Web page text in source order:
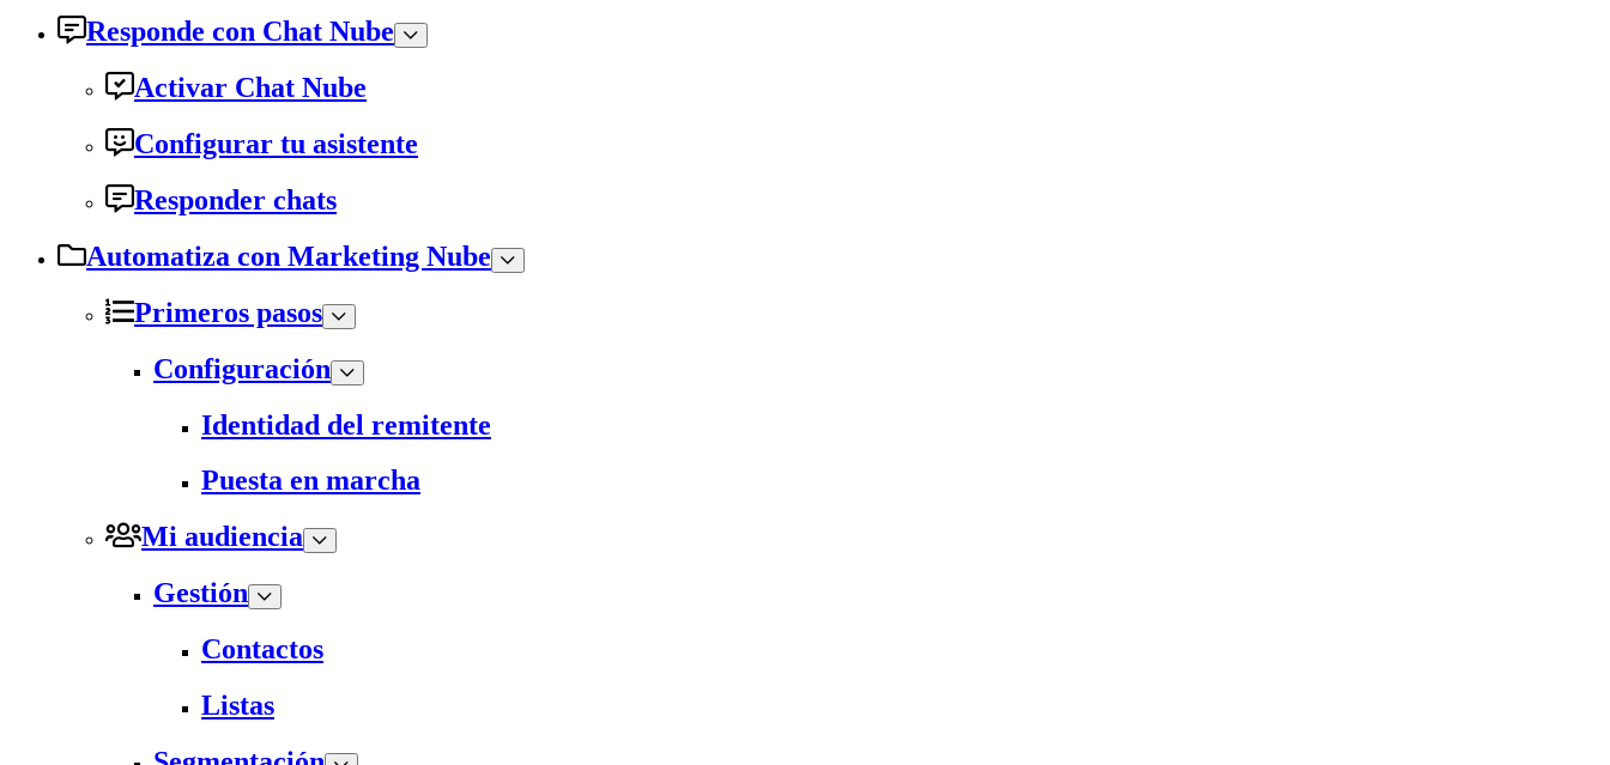
Responde con Chat Nube
Activar Chat Nube
Configurar tu asistente
Responder chats
Automatiza con Marketing Nube
Primeros pasos
Configuración
Identidad del remitente
Puesta en marcha
Mi audiencia
Gestión
Contactos
Listas